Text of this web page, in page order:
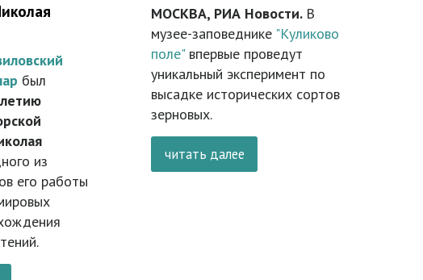
был
из
его работы
МОСКВА, РИА Новости. В
музее-заповеднике "Куликово
поле"впервые проведут
уникальный эксперимент по
высадке исторических сортов
зерновых.
читать далее